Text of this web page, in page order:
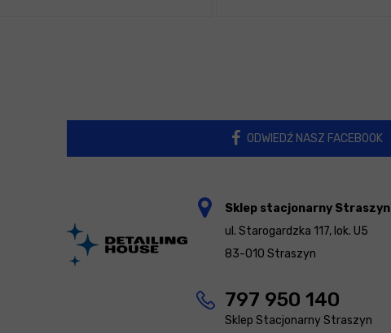
ODWIEDŹ NASZ FACEBOOK
Sklep stacjonarny Straszyn
ul. Starogardzka 117, lok. U5
83-010 Straszyn
797 950 140
Sklep Stacjonarny Straszyn